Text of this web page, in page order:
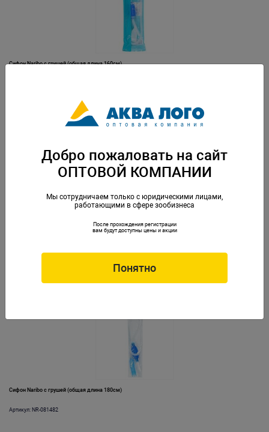
Сифон Naribo с грушей (общая длина 160см)
Сифон Naribo с грушей (общая длина 170см)
Сифон Naribo с грушей (общая длина 180см)
Артикул: NR-081482
Добро пожаловать на сайт
ОПТОВОЙ КОМПАНИИ
Мы сотрудничаем только с юридическими лицами,
работающими в сфере зообизнеса
После прохождения регистрации
вам будут доступны цены и акции
Понятно